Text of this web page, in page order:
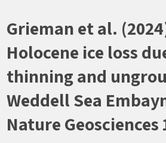
Grieman et al.
Holocene ice loss
thinning and
Weddell Sea
Nature Geosciences